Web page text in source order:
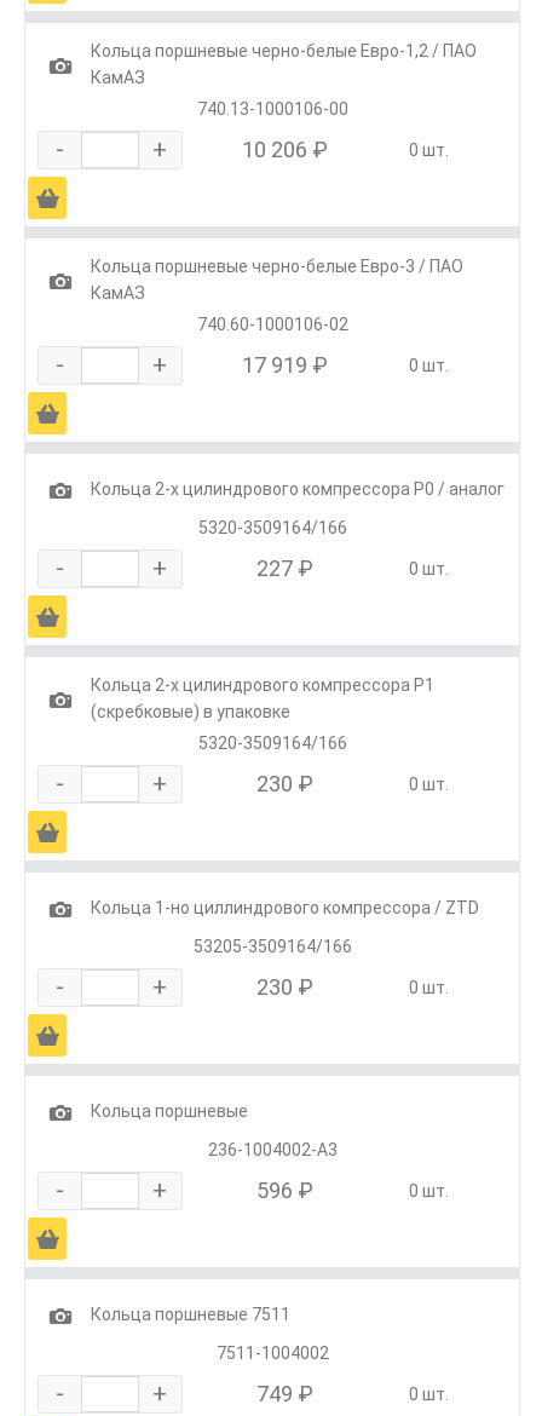
1
Кольца поршневые черно-белые Евро-1,2 / ПАО
КамАЗ
740.13-1000106-00
- + 10 206 ₽ 0 шт.
Ä
1
Кольца поршневые черно-белые Евро-3 / ПАО
КамАЗ
740.60-1000106-02
- + 17 919 ₽ 0 шт.
Ä
1
Кольца 2-х цилиндрового компрессора Р0 / аналог
5320-3509164/166
- + 227 ₽ 0 шт.
Ä
1
Кольца 2-х цилиндрового компрессора Р1
(скребковые) в упаковке
5320-3509164/166
- + 230 ₽ 0 шт.
Ä
1
Кольца 1-но циллиндрового компрессора / ZTD
53205-3509164/166
- + 230 ₽ 0 шт.
Ä
1
Кольца поршневые
236-1004002-А3
- + 596 ₽ 0 шт.
Ä
1
Кольца поршневые 7511
7511-1004002
- + 749 ₽ 0 шт.